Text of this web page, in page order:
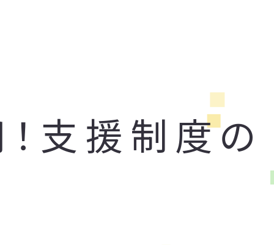
支援制度の